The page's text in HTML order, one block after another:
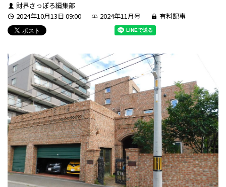
財界さっぽろ編集部
2024年10月13日 09:00
2024年11月号 有料記事